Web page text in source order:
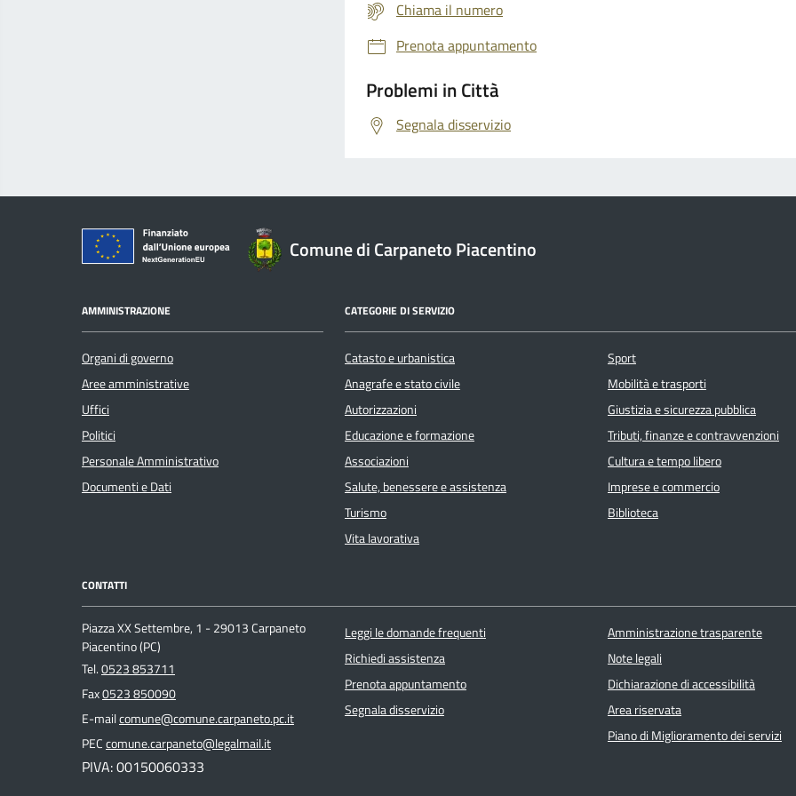
Chiama il numero
Prenota appuntamento
Problemi in Città
Segnala disservizio
Comune di Carpaneto Piacentino
AMMINISTRAZIONE
Organi di governo
Aree amministrative
Uffici
Politici
Personale Amministrativo
Documenti e Dati
CATEGORIE DI SERVIZIO
Catasto e urbanistica
Anagrafe e stato civile
Autorizzazioni
Educazione e formazione
Associazioni
Salute, benessere e assistenza
Turismo
Vita lavorativa
Sport
Mobilità e trasporti
Giustizia e sicurezza pubblica
Tributi, finanze e contravvenzioni
Cultura e tempo libero
Imprese e commercio
Biblioteca
CONTATTI
Piazza XX Settembre, 1 - 29013 Carpaneto
Piacentino (PC)
Tel.0523 853711
Fax0523 850090
E-mailcomune@comune.carpaneto.pc.it
PECcomune.carpaneto@legalmail.it
PIVA: 00150060333
Leggi le domande frequenti
Richiedi assistenza
Prenota appuntamento
Segnala disservizio
Amministrazione trasparente
Note legali
Dichiarazione di accessibilità
Area riservata
Piano di Miglioramento dei servizi